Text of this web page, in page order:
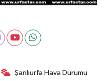
Şanlıurfa Hava Durumu